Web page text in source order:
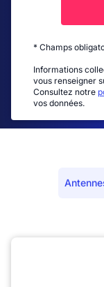
* Champs
Informations
vous renseigner
Consultez notre
vos données.